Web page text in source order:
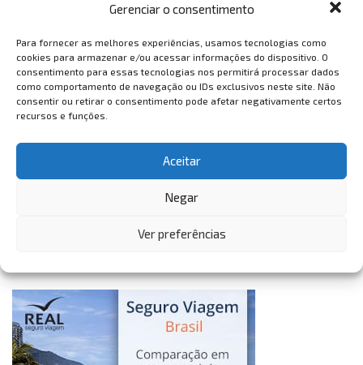
Gerenciar o consentimento
Para fornecer as melhores experiências, usamos tecnologias como
cookies para armazenar e/ou acessar informações do dispositivo. O
consentimento para essas tecnologias nos permitirá processar dados
como comportamento de navegação ou IDs exclusivos neste site. Não
consentir ou retirar o consentimento pode afetar negativamente certos
recursos e funções.
Aceitar
Negar
Ver preferências